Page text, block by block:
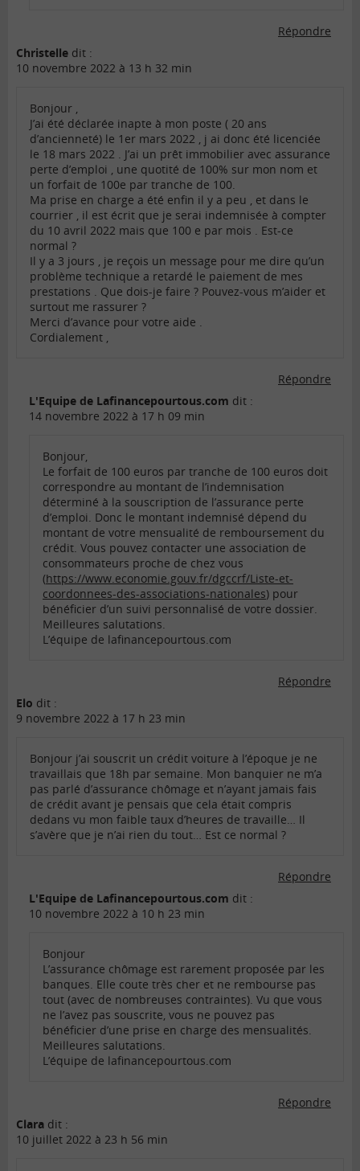
Répondre
Christelle dit :
10 novembre 2022 à 13 h 32 min
Bonjour ,
J’ai été déclarée inapte à mon poste ( 20 ans
d’ancienneté) le 1er mars 2022 , j ai donc été licenciée
le 18 mars 2022 . J’ai un prêt immobilier avec assurance
perte d’emploi , une quotité de 100% sur mon nom et
un forfait de 100e par tranche de 100.
Ma prise en charge a été enfin il y a peu , et dans le
courrier , il est écrit que je serai indemnisée à compter
du 10 avril 2022 mais que 100 e par mois . Est-ce
normal ?
Il y a 3 jours , je reçois un message pour me dire qu’un
problème technique a retardé le paiement de mes
prestations . Que dois-je faire ? Pouvez-vous m’aider et
surtout me rassurer ?
Merci d’avance pour votre aide .
Cordialement ,
Répondre
L'Equipe de Lafinancepourtous.com dit :
14 novembre 2022 à 17 h 09 min
Bonjour,
Le forfait de 100 euros par tranche de 100 euros doit
correspondre au montant de l’indemnisation
déterminé à la souscription de l’assurance perte
d’emploi. Donc le montant indemnisé dépend du
montant de votre mensualité de remboursement du
crédit. Vous pouvez contacter une association de
consommateurs proche de chez vous
(https://www.economie.gouv.fr/dgccrf/Liste-et-
coordonnees-des-associations-nationales) pour
bénéficier d’un suivi personnalisé de votre dossier.
Meilleures salutations.
L’équipe de lafinancepourtous.com
Répondre
Elo dit :
9 novembre 2022 à 17 h 23 min
Bonjour j’ai souscrit un crédit voiture à l’époque je ne
travaillais que 18h par semaine. Mon banquier ne m’a
pas parlé d’assurance chômage et n’ayant jamais fais
de crédit avant je pensais que cela était compris
dedans vu mon faible taux d’heures de travaille… Il
s’avère que je n’ai rien du tout… Est ce normal ?
Répondre
L'Equipe de Lafinancepourtous.com dit :
10 novembre 2022 à 10 h 23 min
Bonjour
L’assurance chômage est rarement proposée par les
banques. Elle coute très cher et ne rembourse pas
tout (avec de nombreuses contraintes). Vu que vous
ne l’avez pas souscrite, vous ne pouvez pas
bénéficier d’une prise en charge des mensualités.
Meilleures salutations.
L’équipe de lafinancepourtous.com
Répondre
Clara dit :
10 juillet 2022 à 23 h 56 min